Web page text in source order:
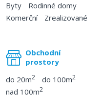
Byty
Rodinné domy
Komerční
Zrealizované
Obchodní
prostory
do 20m2 do 100m2
nad 100m2